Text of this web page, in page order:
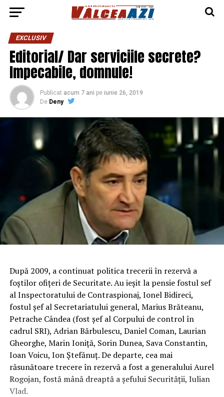
EXCLUSIV
Editorial/ Dar serviciile secrete?
Impecabile, domnule!
Publicat acum 7 ani pe iunie 26, 2019
De Deny
După 2009, a continuat politica trecerii în rezervă a
foştilor ofiţeri de Securitate. Au ieşit la pensie fostul sef
al Inspectoratului de Contraspionaj, Ionel Bidireci,
fostul şef al Secretariatului general, Marius Brăteanu,
Petrache Cândea (fost şef al Corpului de control în
cadrul SRI), Adrian Bărbulescu, Daniel Coman, Laurian
Gheorghe, Marin Ioniţă, Sorin Dunea, Sava Constantin,
Ioan Voicu, Ion Ştefănuţ. De departe, cea mai
răsunătoare trecere în rezervă a fost a generalului Aurel
Rogojan, fostă mână dreaptă a şefului Securităţii, Iulian
Vlad.